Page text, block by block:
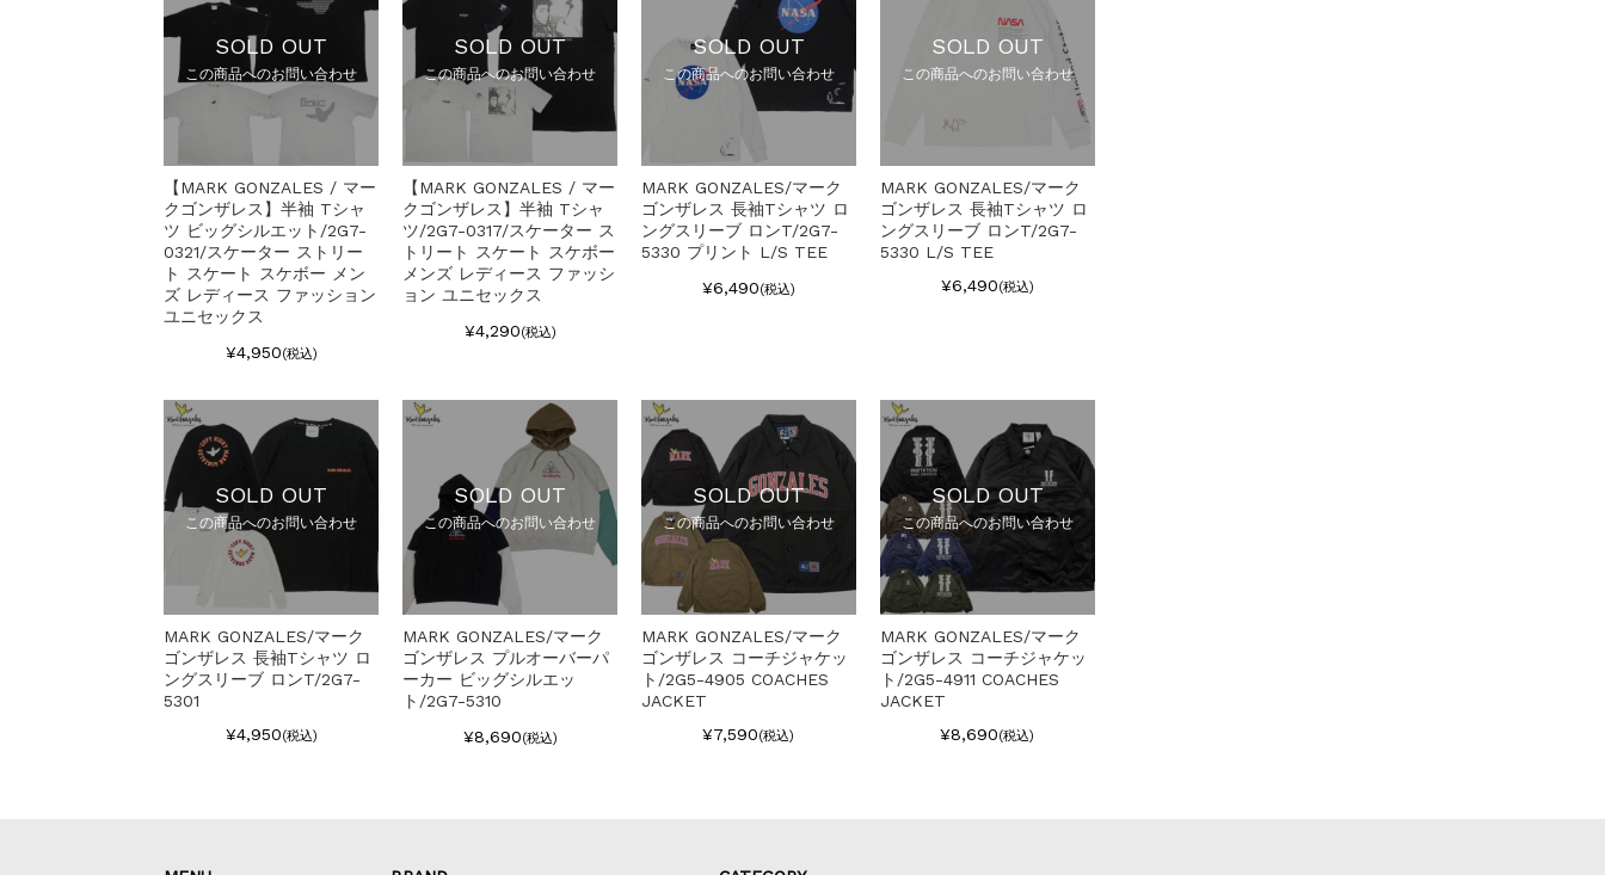
SOLD OUT
この商品へのお問い合わせ
【MARK GONZALES / マー
クゴンザレス】半袖 Tシャ
ツ ビッグシルエット/2G7-
0321/スケーター ストリー
ト スケート スケボー メン
ズ レディース ファッション
ユニセックス
¥4,950(税込)
SOLD OUT
この商品へのお問い合わせ
【MARK GONZALES / マー
クゴンザレス】半袖 Tシャ
ツ/2G7-0317/スケーター ス
トリート スケート スケボー
メンズ レディース ファッシ
ョン ユニセックス
¥4,290(税込)
SOLD OUT
この商品へのお問い合わせ
MARK GONZALES/マーク
ゴンザレス 長袖Tシャツ ロ
ングスリーブ ロンT/2G7-
5330 プリント L/S TEE
¥6,490(税込)
SOLD OUT
この商品へのお問い合わせ
MARK GONZALES/マーク
ゴンザレス 長袖Tシャツ ロ
ングスリーブ ロンT/2G7-
5330 L/S TEE
¥6,490(税込)
SOLD OUT
この商品へのお問い合わせ
MARK GONZALES/マーク
ゴンザレス 長袖Tシャツ ロ
ングスリーブ ロンT/2G7-
5301
¥4,950(税込)
SOLD OUT
この商品へのお問い合わせ
MARK GONZALES/マーク
ゴンザレス プルオーバーパ
ーカー ビッグシルエッ
ト/2G7-5310
¥8,690(税込)
SOLD OUT
この商品へのお問い合わせ
MARK GONZALES/マーク
ゴンザレス コーチジャケッ
ト/2G5-4905 COACHES
JACKET
¥7,590(税込)
SOLD OUT
この商品へのお問い合わせ
MARK GONZALES/マーク
ゴンザレス コーチジャケッ
ト/2G5-4911 COACHES
JACKET
¥8,690(税込)